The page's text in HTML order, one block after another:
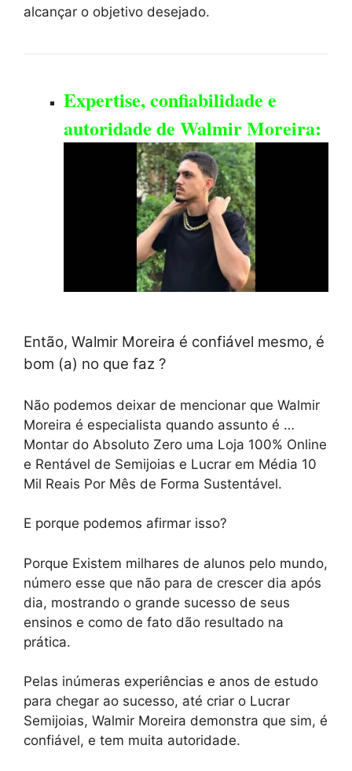
alcançar o objetivo desejado.
Expertise, confiabilidade e
autoridade de Walmir Moreira:
Então, Walmir Moreira é confiável mesmo, é
bom (a) no que faz ?
Não podemos deixar de mencionar que Walmir
Moreira é especialista quando assunto é …
Montar do Absoluto Zero uma Loja 100% Online
e Rentável de Semijoias e Lucrar em Média 10
Mil Reais Por Mês de Forma Sustentável.
E porque podemos afirmar isso?
Porque Existem milhares de alunos pelo mundo,
número esse que não para de crescer dia após
dia, mostrando o grande sucesso de seus
ensinos e como de fato dão resultado na
prática.
Pelas inúmeras experiências e anos de estudo
para chegar ao sucesso, até criar o Lucrar
Semijoias, Walmir Moreira demonstra que sim, é
confiável, e tem muita autoridade.